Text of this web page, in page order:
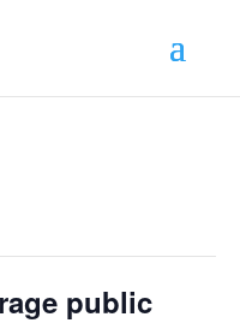
public